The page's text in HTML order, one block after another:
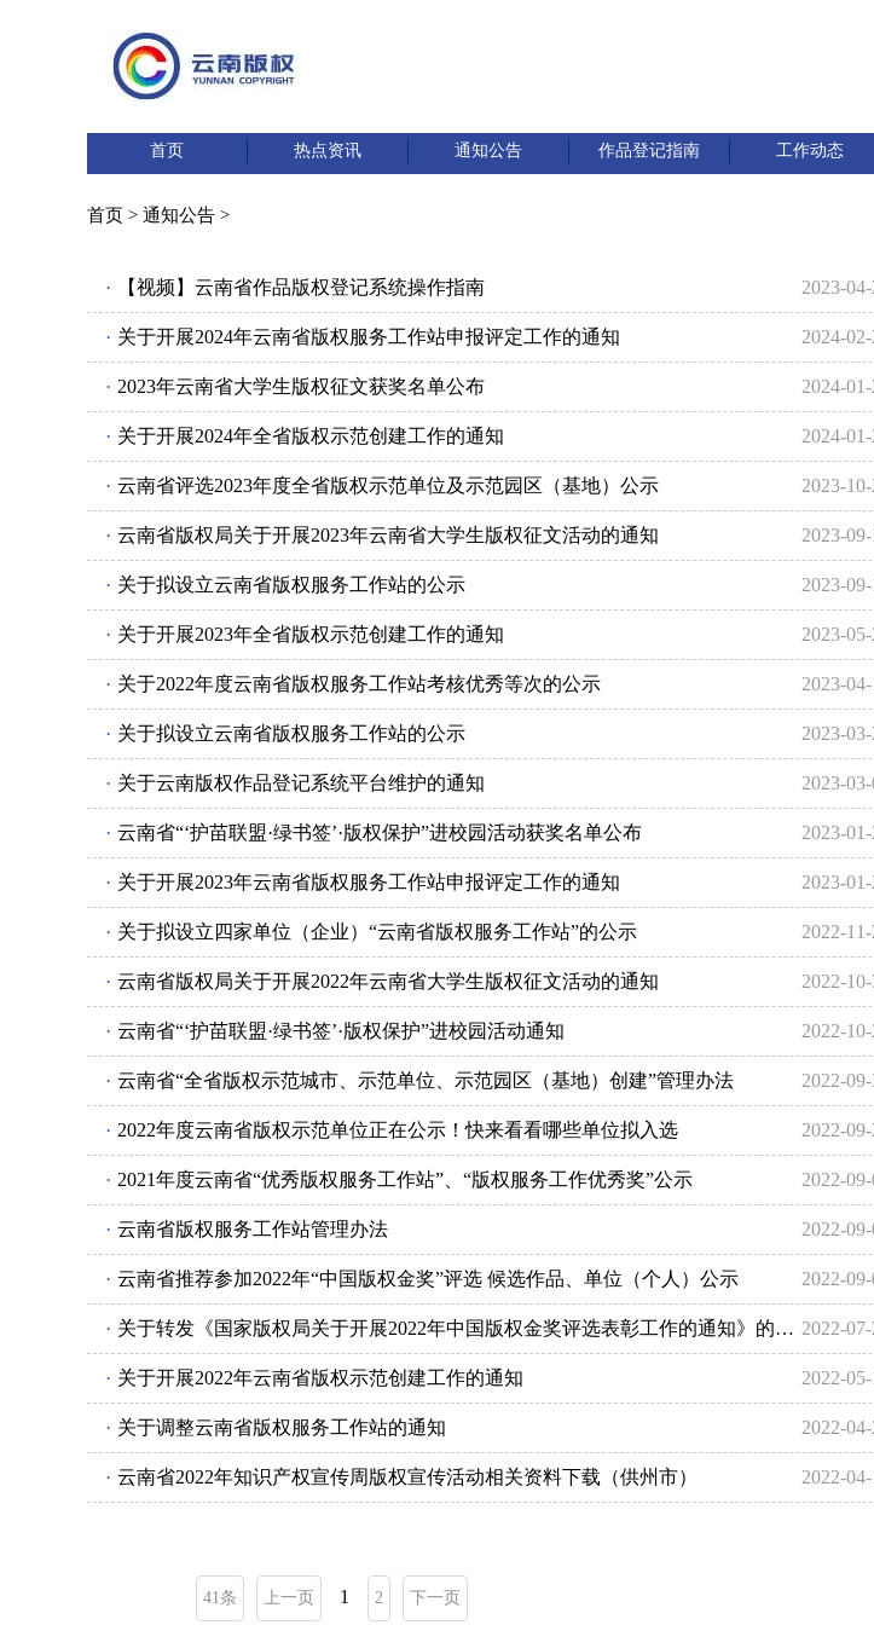
首页 热点资讯 通知公告 作品登记指南 工作动态
首页 > 通知公告 >
· 【视频】云南省作品版权登记系统操作指南 2023-
· 关于开展2024年云南省版权服务工作站申报评定工作的通知 2024-
· 2023年云南省大学生版权征文获奖名单公布 2024-
· 关于开展2024年全省版权示范创建工作的通知 2024-
· 云南省评选2023年度全省版权示范单位及示范园区（基地）公示 2023-
· 云南省版权局关于开展2023年云南省大学生版权征文活动的通知 2023-
· 关于拟设立云南省版权服务工作站的公示 2023-09-
· 关于开展2023年全省版权示范创建工作的通知 2023-
· 关于2022年度云南省版权服务工作站考核优秀等次的公示 2023-
· 关于拟设立云南省版权服务工作站的公示 2023-
· 关于云南版权作品登记系统平台维护的通知 2023-
· 云南省“‘护苗联盟·绿书签’·版权保护”进校园活动获奖名单公布 2023-
· 关于开展2023年云南省版权服务工作站申报评定工作的通知 2023-
· 关于拟设立四家单位（企业）“云南省版权服务工作站”的公示 2022-
· 云南省版权局关于开展2022年云南省大学生版权征文活动的通知 2022-10-
· 云南省“‘护苗联盟·绿书签’·版权保护”进校园活动通知 2022-
· 云南省“全省版权示范城市、示范单位、示范园区（基地）创建”管理办法 2022-
· 2022年度云南省版权示范单位正在公示！快来看看哪些单位拟入选 2022-
· 2021年度云南省“优秀版权服务工作站”、“版权服务工作优秀奖”公示 2022-
· 云南省版权服务工作站管理办法 2022-
· 云南省推荐参加2022年“中国版权金奖”评选 候选作品、单位（个人）公示 2022-09-
· 关于转发《国家版权局关于开展2022年中国版权金奖评选表彰工作的通知》的通知 2022-
· 关于开展2022年云南省版权示范创建工作的通知 2022-05-
· 关于调整云南省版权服务工作站的通知 2022-
· 云南省2022年知识产权宣传周版权宣传活动相关资料下载（供州市） 2022-
41条 上一页 1 2 下一页